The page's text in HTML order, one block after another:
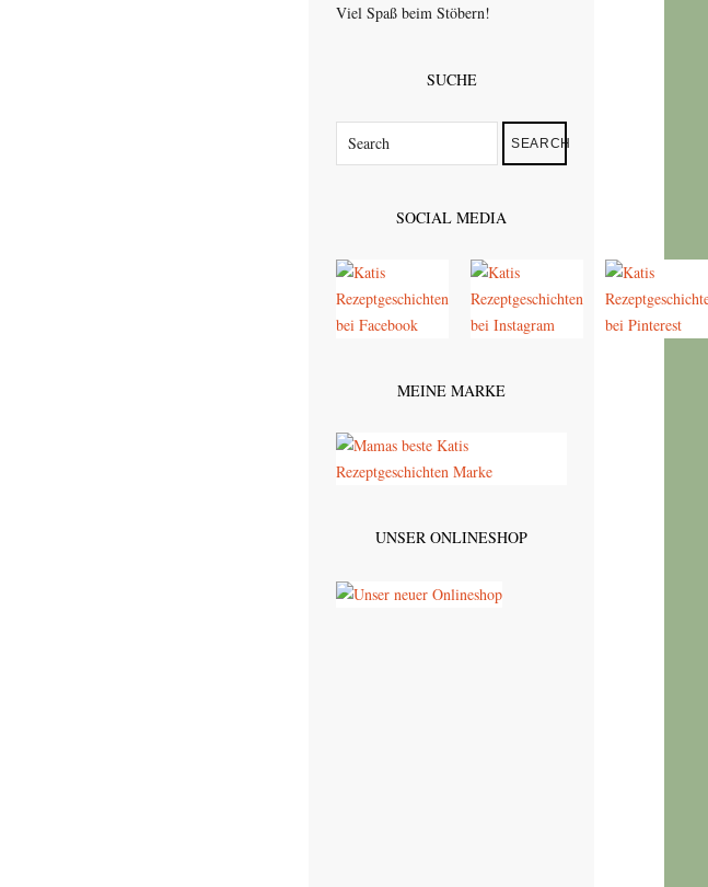
Viel Spaß beim Stöbern!
SUCHE
SEARCH
SOCIAL MEDIA
MEINE MARKE
UNSER ONLINESHOP